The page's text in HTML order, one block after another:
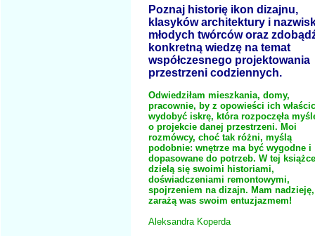
Poznaj historię ikon dizajnu,
klasyków architektury i
młodych twórców oraz
konkretną wiedzę na temat
współczesnego projektowania
przestrzeni codziennych.
Odwiedziłam mieszkania, domy,
pracownie, by z opowieści ich
wydobyć iskrę, która rozpoczęła
o projekcie danej przestrzeni. Moi
rozmówcy, choć tak różni, myślą
podobnie: wnętrze ma być wygodne i
dopasowane do potrzeb. W tej książce
dzielą się swoimi historiami,
doświadczeniami remontowymi,
spojrzeniem na dizajn. Mam
zarażą was swoim entuzjazmem!
Aleksandra Koperda